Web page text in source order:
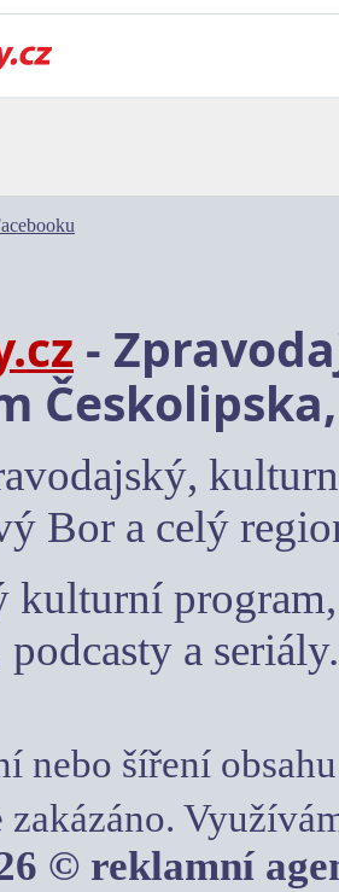
-
Bor a celý
kulturní
podcasty a seriály.
nebo šíření
© reklamní